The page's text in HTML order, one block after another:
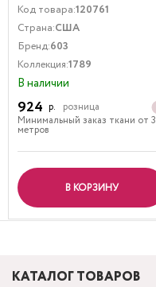
Код товара:120761
Страна:США
Бренд:603
Коллекция:1789
В наличии
924 р.
розница
Минимальный заказ ткани от 3
метров
В КОРЗИНУ
КАТАЛОГ ТОВАРОВ